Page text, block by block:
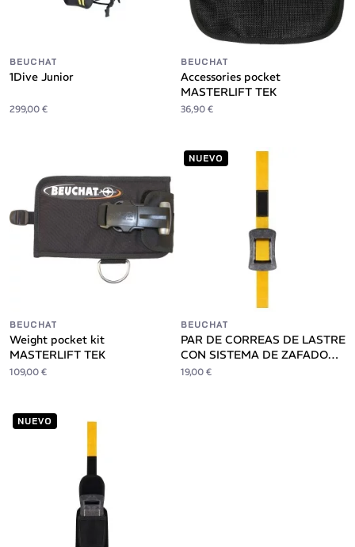
BEUCHAT
1Dive Junior
299,00 €
BEUCHAT
Accessories pocket
MASTERLIFT TEK
36,90 €
BEUCHAT
Weight pocket kit
MASTERLIFT TEK
109,00 €
NUEVO
BEUCHAT
PAR DE CORREAS DE LASTRE
CON SISTEMA DE ZAFADO
1DIVE+
19,00 €
NUEVO